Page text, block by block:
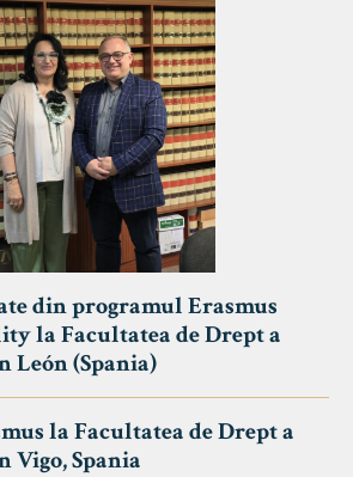
din programul Erasmus
la Facultatea de Drept a
(Spania)
la Facultatea de Drept a
Spania